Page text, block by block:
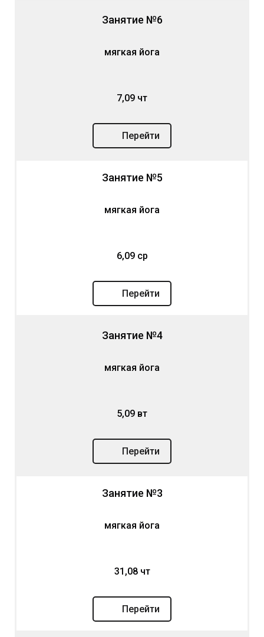
Занятие №6
мягкая йога
7,09 чт
Перейти
Занятие №5
мягкая йога
6,09 ср
Перейти
Занятие №4
мягкая йога
5,09 вт
Перейти
Занятие №3
мягкая йога
31,08 чт
Перейти